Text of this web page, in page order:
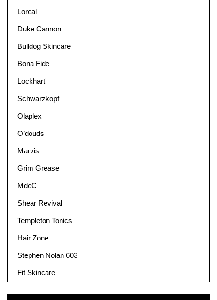
Loreal
Duke Cannon
Bulldog Skincare
Bona Fide
Lockhart’
Schwarzkopf
Olaplex
O’douds
Marvis
Grim Grease
MdoC
Shear Revival
Templeton Tonics
Hair Zone
Stephen Nolan 603
Fit Skincare